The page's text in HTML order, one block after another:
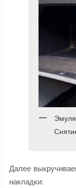
Далее
накладки: